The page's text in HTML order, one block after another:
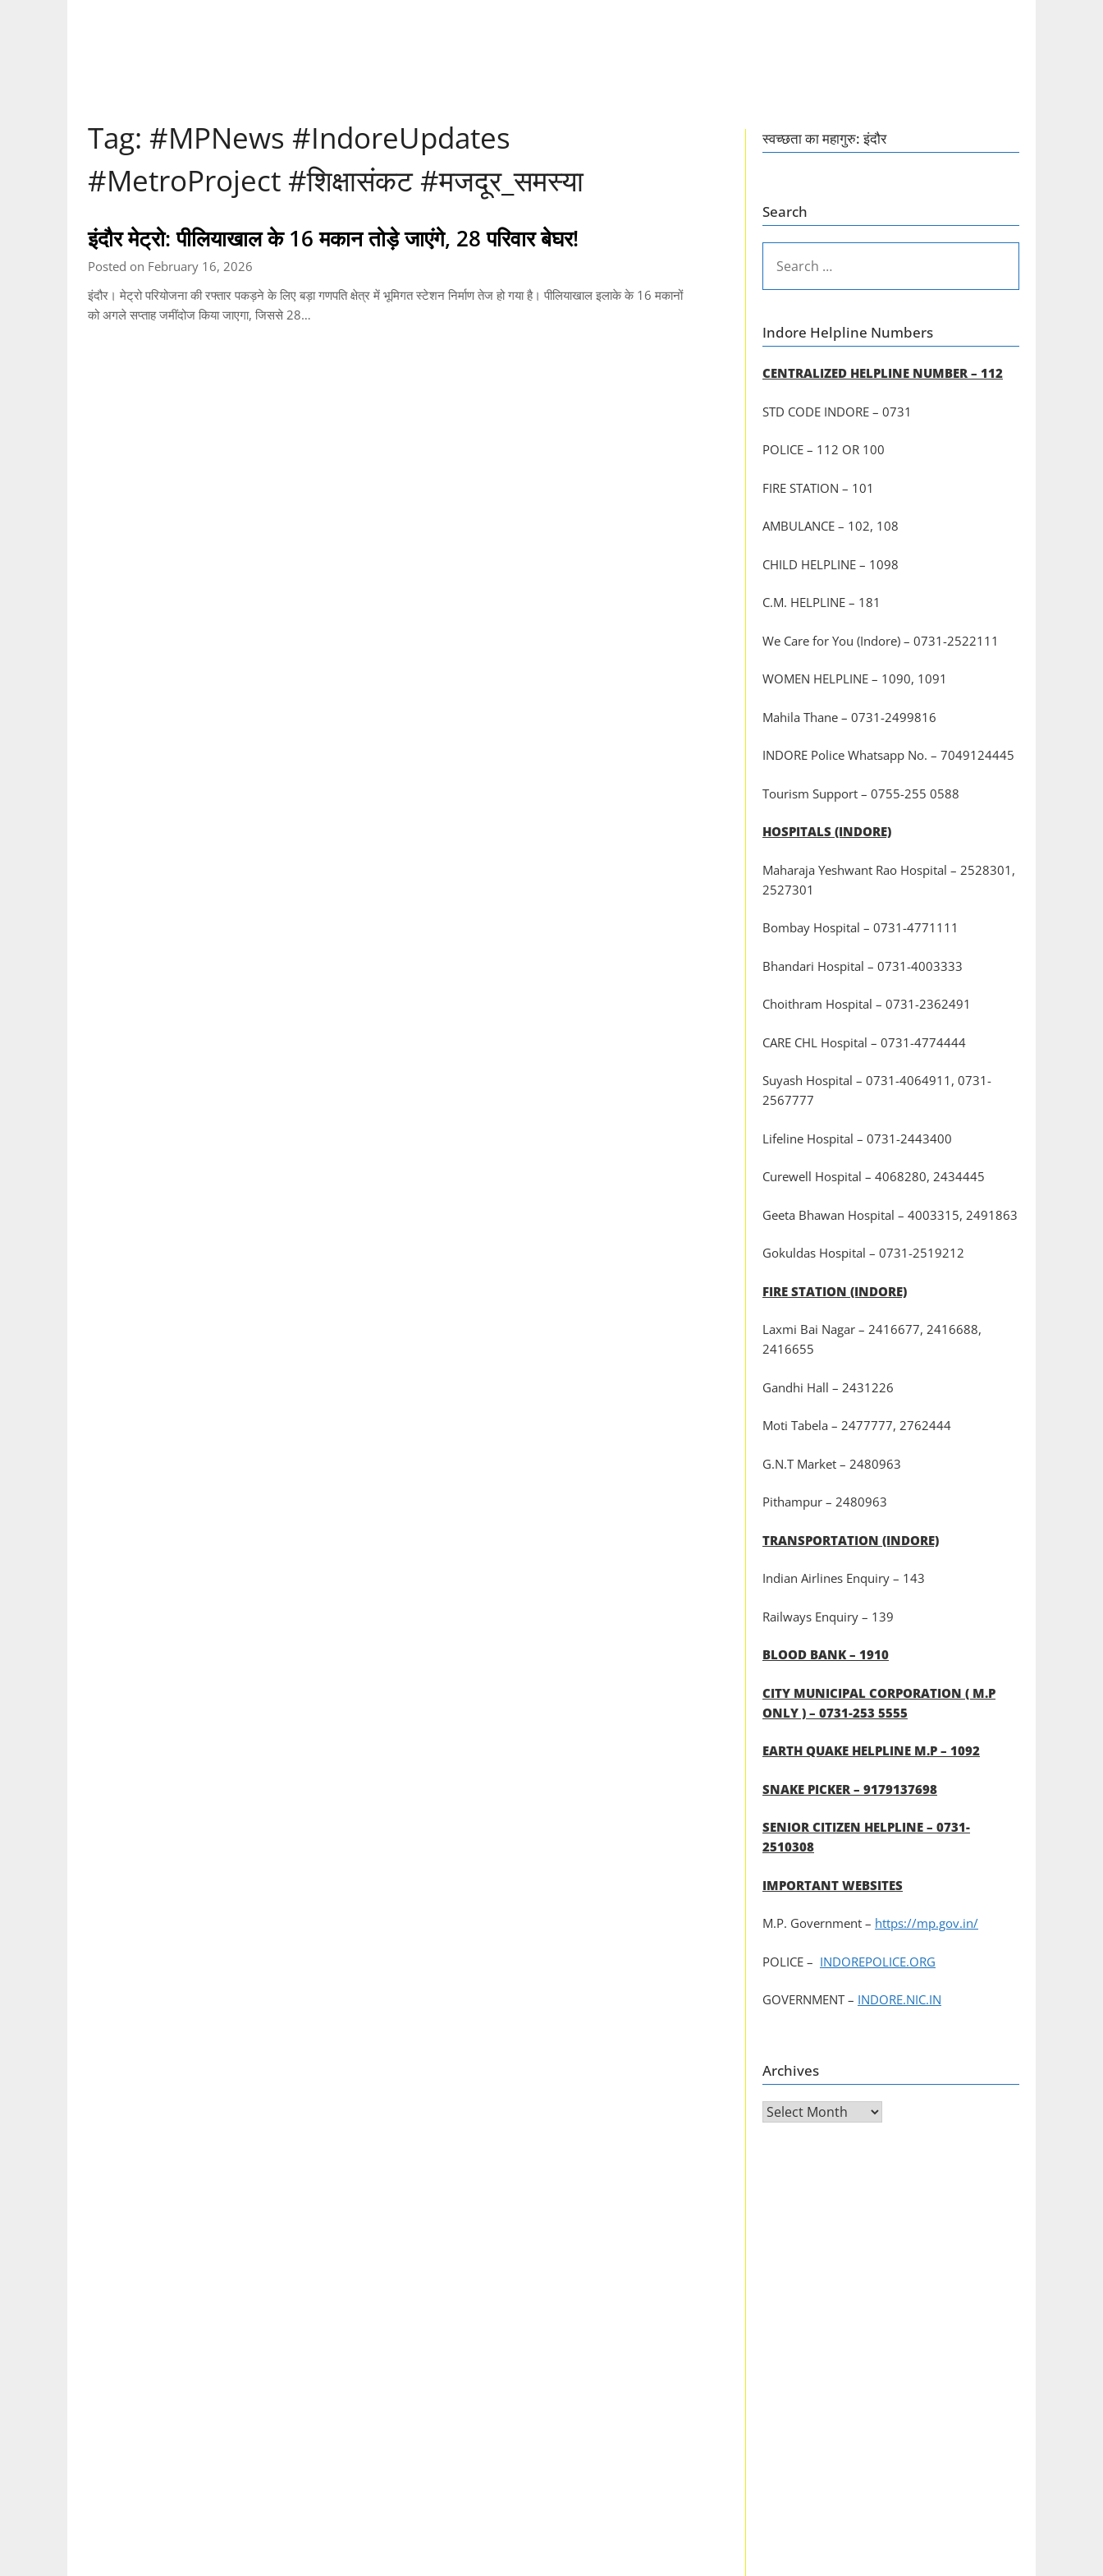
Tag: #MPNews #IndoreUpdates
#MetroProject #शिक्षासंकट #मजदूर_समस्या
इंदौर मेट्रो: पीलियाखाल के 16 मकान तोड़े जाएंगे, 28 परिवार बेघर!
Posted on February 16, 2026
इंदौर। मेट्रो परियोजना की रफ्तार पकड़ने के लिए बड़ा गणपति क्षेत्र में भूमिगत स्टेशन निर्माण तेज हो गया है। पीलियाखाल इलाके के 16 मकानों
को अगले सप्ताह जमींदोज किया जाएगा, जिससे 28…
स्वच्छता का महागुरु: इंदौर
Search
FOR:
Indore Helpline Numbers
CENTRALIZED HELPLINE NUMBER – 112
STD CODE INDORE – 0731
POLICE – 112 OR 100
FIRE STATION – 101
AMBULANCE – 102, 108
CHILD HELPLINE – 1098
C.M. HELPLINE – 181
We Care for You (Indore) – 0731-2522111
WOMEN HELPLINE – 1090, 1091
Mahila Thane – 0731-2499816
INDORE Police Whatsapp No. – 7049124445
Tourism Support – 0755-255 0588
HOSPITALS (INDORE)
Maharaja Yeshwant Rao Hospital – 2528301,
2527301
Bombay Hospital – 0731-4771111
Bhandari Hospital – 0731-4003333
Choithram Hospital – 0731-2362491
CARE CHL Hospital – 0731-4774444
Suyash Hospital – 0731-4064911, 0731-
2567777
Lifeline Hospital – 0731-2443400
Curewell Hospital – 4068280, 2434445
Geeta Bhawan Hospital – 4003315, 2491863
Gokuldas Hospital – 0731-2519212
FIRE STATION (INDORE)
Laxmi Bai Nagar – 2416677, 2416688,
2416655
Gandhi Hall – 2431226
Moti Tabela – 2477777, 2762444
G.N.T Market – 2480963
Pithampur – 2480963
TRANSPORTATION (INDORE)
Indian Airlines Enquiry – 143
Railways Enquiry – 139
BLOOD BANK – 1910
CITY MUNICIPAL CORPORATION ( M.P
ONLY ) – 0731-253 5555
EARTH QUAKE HELPLINE M.P – 1092
SNAKE PICKER – 9179137698
SENIOR CITIZEN HELPLINE – 0731-
2510308
IMPORTANT WEBSITES
M.P. Government – https://mp.gov.in/
POLICE – INDOREPOLICE.ORG
GOVERNMENT – INDORE.NIC.IN
Archives
Archives